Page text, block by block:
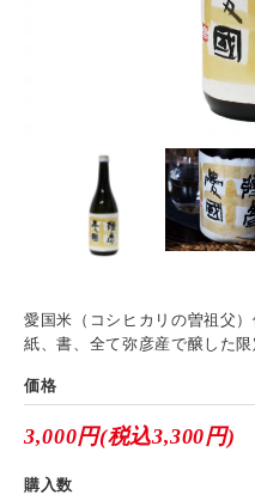
愛国米（コシヒカリの曽祖父
紙、書、全て弥彦産で醸した限
価格
3,000円(税込3,300円)
購入数